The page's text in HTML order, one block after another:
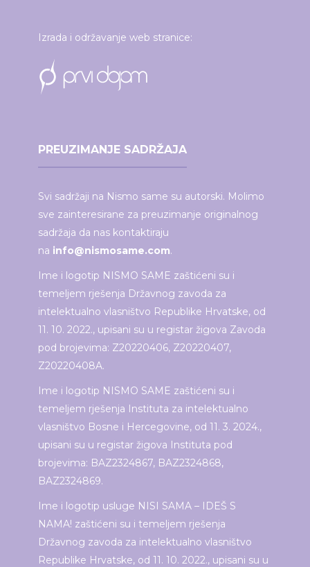
Izrada i održavanje web stranice:
PREUZIMANJE SADRŽAJA
Svi sadržaji na Nismo same su autorski. Molimo
sve zainteresirane za preuzimanje originalnog
sadržaja da nas kontaktiraju
na info@nismosame.com.
Ime i logotip NISMO SAME zaštićeni su i
temeljem rješenja Državnog zavoda za
intelektualno vlasništvo Republike Hrvatske, od
11. 10. 2022., upisani su u registar žigova Zavoda
pod brojevima: Z20220406, Z20220407,
Z20220408A.
Ime i logotip NISMO SAME zaštićeni su i
temeljem rješenja Instituta za intelektualno
vlasništvo Bosne i Hercegovine, od 11. 3. 2024.,
upisani su u registar žigova Instituta pod
brojevima: BAZ2324867, BAZ2324868,
BAZ2324869.
Ime i logotip usluge NISI SAMA – IDEŠ S
NAMA! zaštićeni su i temeljem rješenja
Državnog zavoda za intelektualno vlasništvo
Republike Hrvatske, od 11. 10. 2022., upisani su u